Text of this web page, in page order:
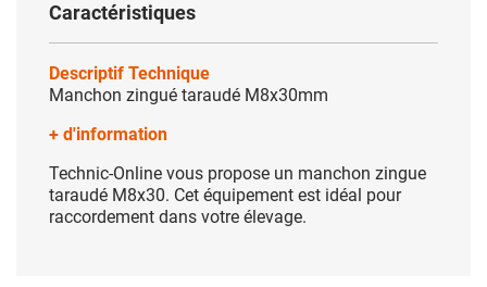
Caractéristiques
Descriptif Technique
Manchon zingué taraudé M8x30mm
+ d'information
Technic-Online vous propose un manchon zingue
taraudé M8x30. Cet équipement est idéal pour
raccordement dans votre élevage.